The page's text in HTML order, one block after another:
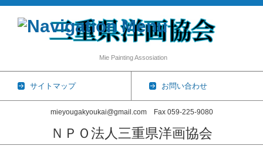
Mie Painting Assosiation
サイトマップ お問い合わせ
mieyougakyoukai@gmail.com Fax 059-225-9080
ＮＰＯ法人三重県洋画協会
コンテンツに移動